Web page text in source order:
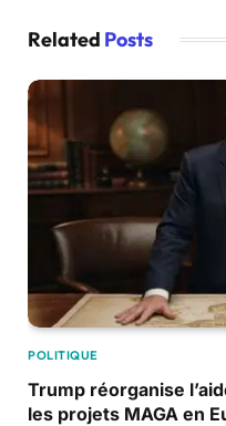
Related Posts
POLITIQUE
Trump réorganise
les projets MAGA en